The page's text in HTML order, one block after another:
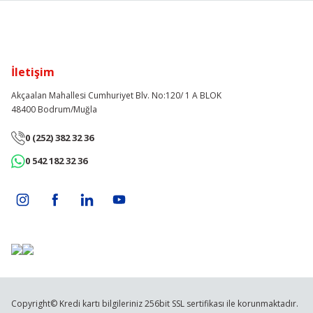
İletişim
Akçaalan Mahallesi Cumhuriyet Blv. No:120/ 1 A BLOK
48400 Bodrum/Muğla
0 (252) 382 32 36
0 542 182 32 36
Copyright© Kredi kartı bilgileriniz 256bit SSL sertifikası ile korunmaktadır.